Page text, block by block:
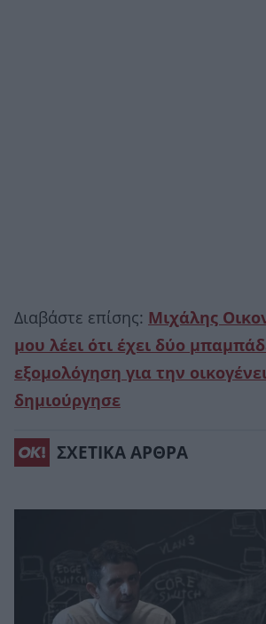
Διαβάστε επίσης: Μιχάλης
μου λέει ότι έχει δύο
εξομολόγηση για την
δημιούργησε
ΣΧΕΤΙΚΑ ΑΡΘΡΑ